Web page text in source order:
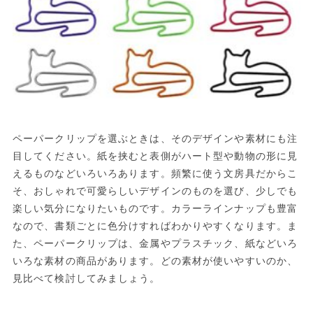
ペーパークリップを選ぶときは、そのデザインや素材にも注
目してください。紙を挟むと表側がハート型や動物の形に見
えるものなどいろいろあります。頻繁に使う文房具だからこ
そ、おしゃれで可愛らしいデザインのものを選び、少しでも
楽しい気分になりたいものです。カラーラインナップも豊富
なので、書類ごとに色分けすればわかりやすくなります。ま
た、ペーパークリップは、金属やプラスチック、紙などいろ
いろな素材の商品があります。どの素材が使いやすいのか、
見比べて検討してみましょう。